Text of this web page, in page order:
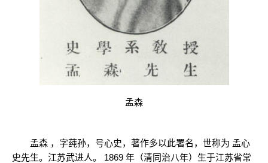
孟森
孟森 ，字莼孙，号心史，著作多以此署名，世称为 孟心
史先生。江苏武进人。 1869 年（清同治八年）生于江苏省常